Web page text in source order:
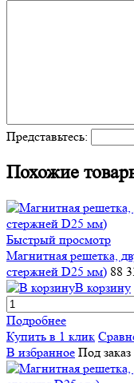
Представьтесь:
Похожие
Быстрый просмотр
Магнитная решетка,
стержней D25 мм) 88
В корзину
Подробнее
Купить в 1 клик
В избранное Под заказ